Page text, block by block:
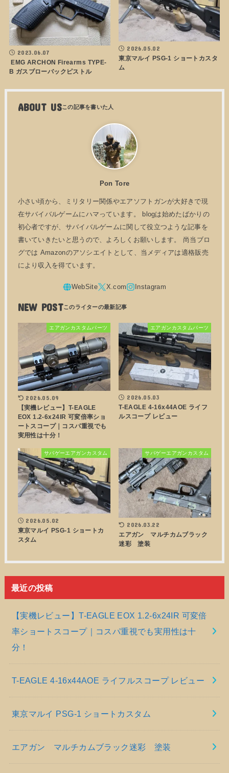
2023.06.07
EMG ARCHON Firearms TYPE-
B ガスブローバックピストル
2026.05.02
東京マルイ PSG-1 ショートカスタ
ム
ABOUT US
Pon Tore
小さい頃から、ミリタリー関係やエアソフトガンが大好きで現
在サバイバルゲームにハマっています。 blogは始めたばかりの
初心者ですが、サバイバルゲームに関して役立つような記事を
書いていきたいと思うので、よろしくお願いします。 尚当ブロ
グでは Amazonのアソシエイトとして、当メディアは適格販売
により収入を得ています。
NEW POST
エアガンカスタムパーツ
2026.05.09
【実機レビュー】T-EAGLE
EOX 1.2-6x24IR 可変倍率ショ
ートスコープ｜コスパ重視でも
実用性は十分！
エアガンカスタムパーツ
2026.05.03
T-EAGLE 4-16x44AOE ライフ
ルスコープ レビュー
サバゲーエアガンカスタム
2026.05.02
東京マルイ PSG-1 ショートカ
スタム
サバゲーエアガンカスタム
2026.03.22
エアガン マルチカムブラック
迷彩 塗装
最近の投稿
【実機レビュー】T-EAGLE EOX 1.2-6x24IR 可変倍
率ショートスコープ｜コスパ重視でも実用性は十
分！
T-EAGLE 4-16x44AOE ライフルスコープ レビュー
東京マルイ PSG-1 ショートカスタム
エアガン マルチカムブラック迷彩 塗装